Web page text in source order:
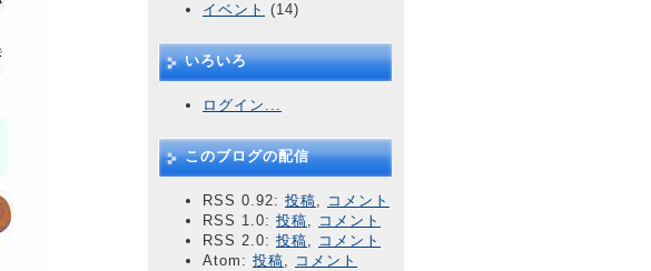
イベント (14)
いろいろ
ログイン...
このブログの配信
RSS 0.92: 投稿, コメント
RSS 1.0: 投稿, コメント
RSS 2.0: 投稿, コメント
Atom: 投稿, コメント